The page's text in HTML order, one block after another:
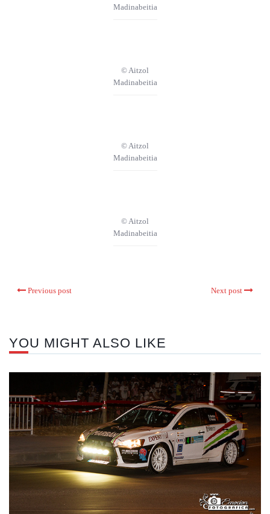
Madinabeitia
© Aitzol
Madinabeitia
© Aitzol
Madinabeitia
© Aitzol
Madinabeitia
Previous post Next post
YOU MIGHT ALSO LIKE